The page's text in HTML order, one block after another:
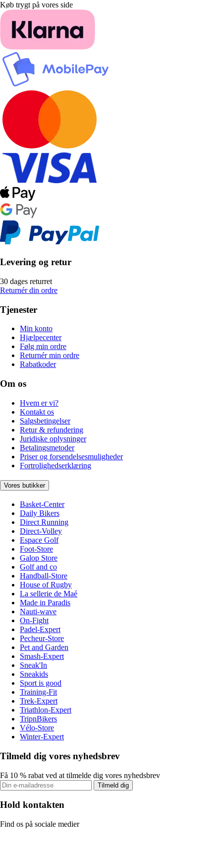
Køb trygt på vores side
Levering og retur
30 dages returret
Returnér din ordre
Tjenester
Min konto
Hjælpecenter
Følg min ordre
Returnér min ordre
Rabatkoder
Om os
Hvem er vi?
Kontakt os
Salgsbetingelser
Retur & refundering
Juridiske oplysninger
Betalingsmetoder
Priser og forsendelsesmuligheder
Fortrolighedserklæring
Vores butikker
Basket-Center
Daily Bikers
Direct Running
Direct-Volley
Espace Golf
Foot-Store
Galop Store
Golf and co
Handball-Store
House of Rugby
La sellerie de Maé
Made in Paradis
Nauti-wave
On-Fight
Padel-Expert
Pecheur-Store
Pet and Garden
Smash-Expert
Sneak'In
Sneakids
Sport is good
Training-Fit
Trek-Expert
Triathlon-Expert
TripnBikers
Vélo-Store
Winter-Expert
Tilmeld dig vores nyhedsbrev
Få 10 % rabat ved at tilmelde dig vores nyhedsbrev
Tilmeld dig
Hold kontakten
Find os på sociale medier